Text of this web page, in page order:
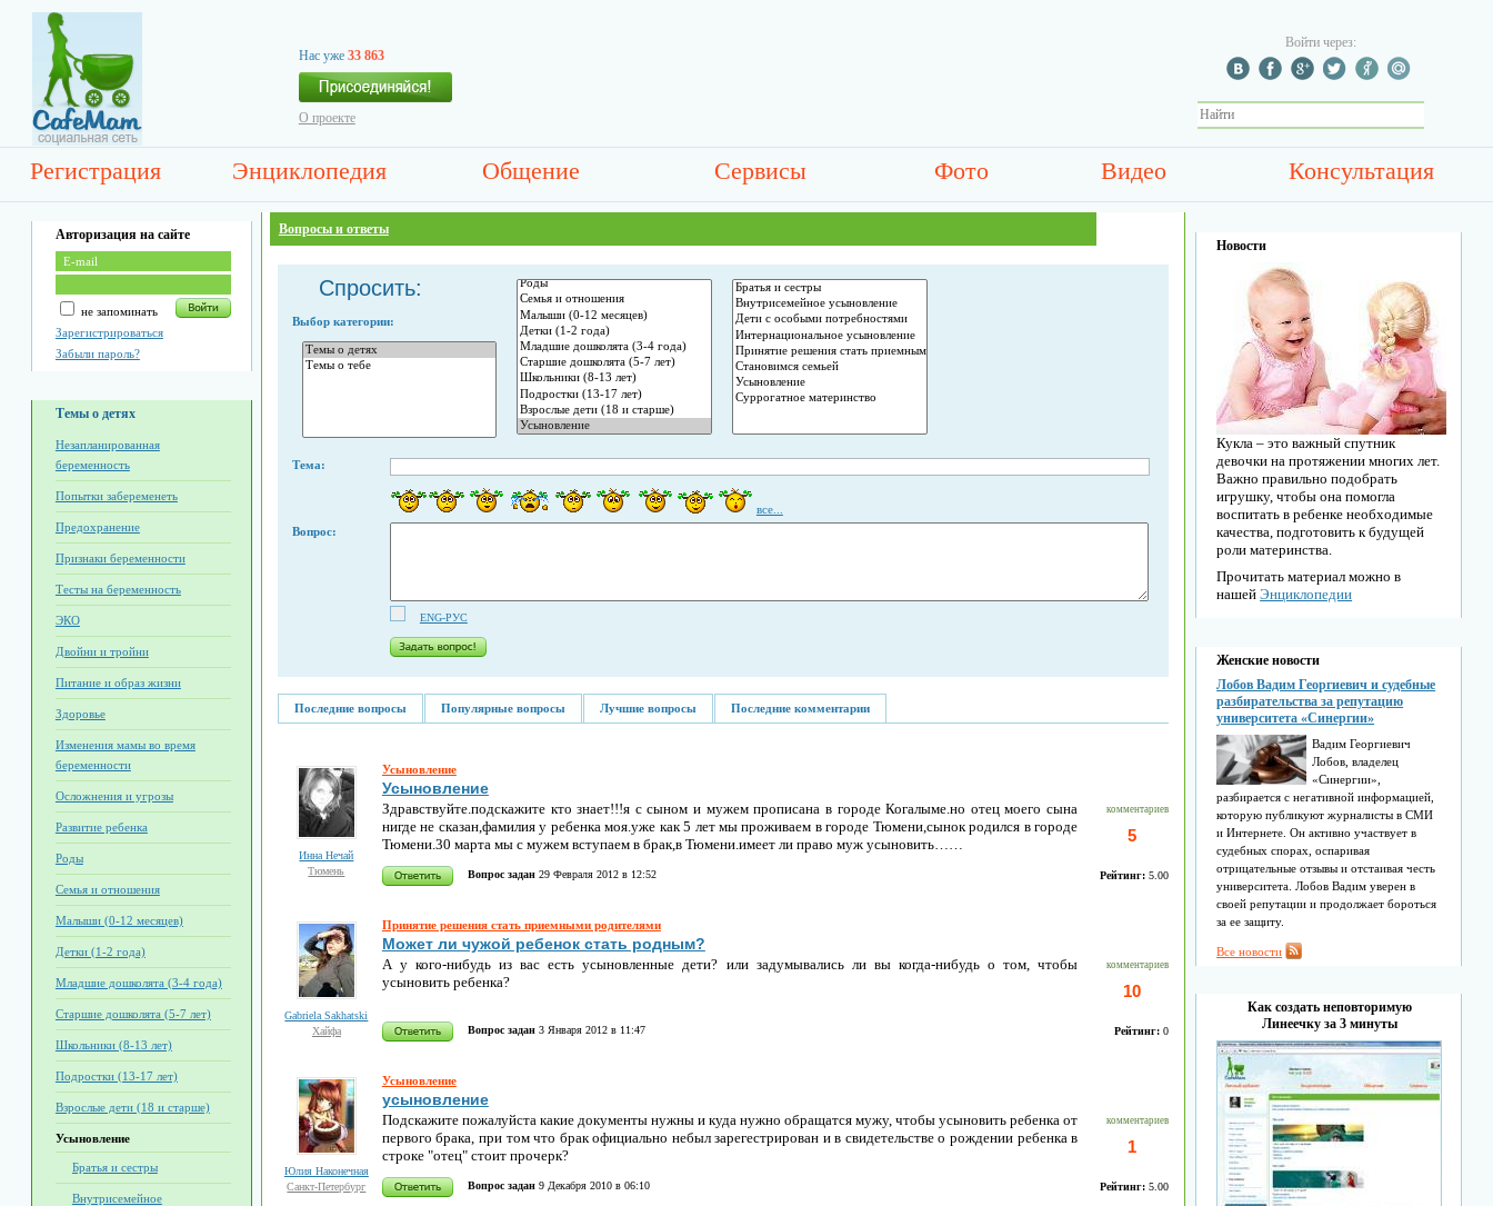
Нас уже 33 863
О проекте
Войти через:
Регистрация Энциклопедия Общение Сервисы Фото Видео Консультация
Авторизация на сайте
не запоминать
Зарегистрироваться
Забыли пароль?
Темы о детях
Незапланированная
беременность
Попытки забеременеть
Предохранение
Признаки беременности
Тесты на беременность
ЭКО
Двойни и тройни
Питание и образ жизни
Здоровье
Изменения мамы во время
беременности
Осложнения и угрозы
Развитие ребенка
Роды
Семья и отношения
Малыши (0-12 месяцев)
Детки (1-2 года)
Младшие дошколята (3-4 года)
Старшие дошколята (5-7 лет)
Школьники (8-13 лет)
Подростки (13-17 лет)
Взрослые дети (18 и старше)
Усыновление
Братья и сестры
Внутрисемейное
Вопросы и ответы
Спросить:
Выбор категории:
Тема:
все...
Вопрос:
ENG-РУС
Последние вопросы Популярные вопросы Лучшие вопросы Последние комментарии
Инна Нечай
Тюмень
Усыновление
Усыновление
Здравствуйте.подскажите кто знает!!!я с сыном и мужем прописана в городе Когалыме.но отец моего сына
нигде не сказан,фамилия у ребенка моя.уже как 5 лет мы проживаем в городе Тюмени,сынок родился в городе
Тюмени.30 марта мы с мужем вступаем в брак,в Тюмени.имеет ли право муж усыновить……
комментариев
5
Вопрос задан29 Февраля 2012 в 12:52 Рейтинг:5.00
Gabriela Sakhatski
Хайфа
Принятие решения стать приемными родителями
Может ли чужой ребенок стать родным?
А у кого-нибудь из вас есть усыновленные дети? или задумывались ли вы когда-нибудь о том, чтобы
усыновить ребенка?
комментариев
10
Вопрос задан3 Января 2012 в 11:47 Рейтинг:0
Юлия Наконечная
Санкт-Петербург
Усыновление
усыновление
Подскажите пожалуйста какие документы нужны и куда нужно обращатся мужу, чтобы усыновить ребенка от
первого брака, при том что брак официально небыл зарегестрирован и в свидетельстве о рождении ребенка в
строке "отец" стоит прочерк?
комментариев
1
Вопрос задан9 Декабря 2010 в 06:10 Рейтинг:5.00
Новости
Кукла – это важный спутник
девочки на протяжении многих лет.
Важно правильно подобрать
игрушку, чтобы она помогла
воспитать в ребенке необходимые
качества, подготовить к будущей
роли материнства.
Прочитать материал можно в
нашейЭнциклопедии
Женские новости
Лобов Вадим Георгиевич и судебные
разбирательства за репутацию
университета «Синергии»
Вадим Георгиевич
Лобов, владелец
«Синергии»,
разбирается с негативной информацией,
которую публикуют журналисты в СМИ
и Интернете. Он активно участвует в
судебных спорах, оспаривая
отрицательные отзывы и отстаивая честь
университета. Лобов Вадим уверен в
своей репутации и продолжает бороться
за ее защиту.
Все новости
Как создать неповторимую
Линеечку за 3 минуты